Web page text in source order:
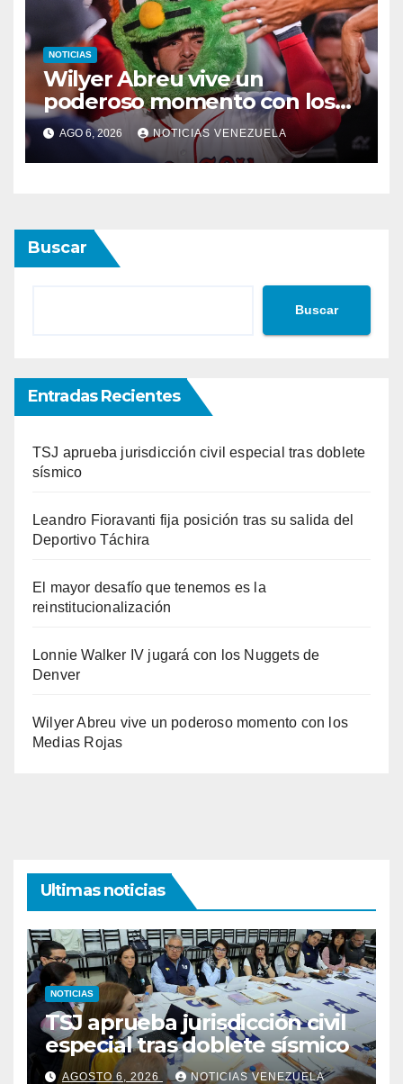
NOTICIAS
Wilyer Abreu vive un
poderoso momento con los
Medias Rojas
AGO 6, 2026 NOTICIAS VENEZUELA
Buscar
Buscar
Entradas Recientes
TSJ aprueba jurisdicción civil especial tras doblete
sísmico
Leandro Fioravanti fija posición tras su salida del
Deportivo Táchira
El mayor desafío que tenemos es la
reinstitucionalización
Lonnie Walker IV jugará con los Nuggets de
Denver
Wilyer Abreu vive un poderoso momento con los
Medias Rojas
Ultimas noticias
NOTICIAS
TSJ aprueba jurisdicción civil
especial tras doblete sísmico
AGOSTO 6, 2026 NOTICIAS VENEZUELA